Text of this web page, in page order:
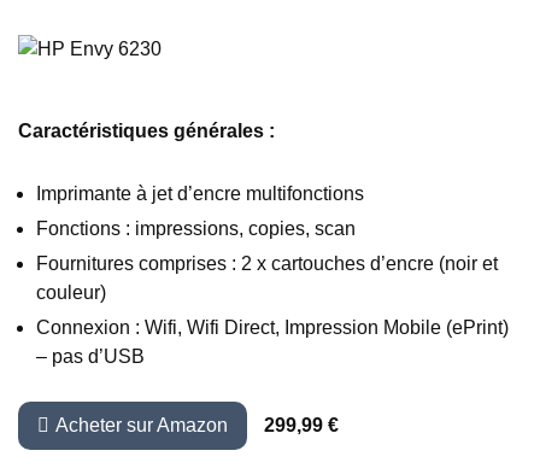
Caractéristiques générales :
Imprimante à jet d’encre multifonctions
Fonctions : impressions, copies, scan
Fournitures comprises : 2 x cartouches d’encre (noir et
couleur)
Connexion : Wifi, Wifi Direct, Impression Mobile (ePrint)
– pas d’USB
Acheter sur Amazon 299,99 €